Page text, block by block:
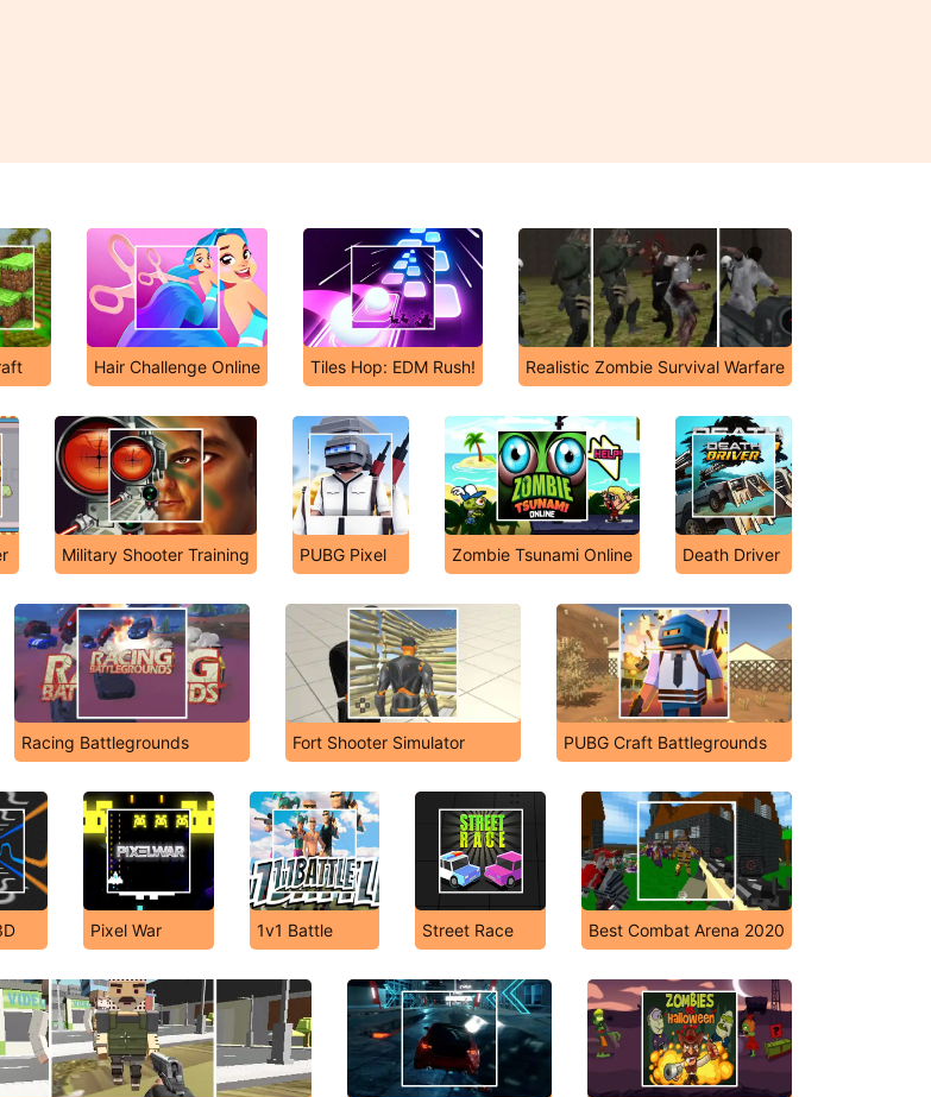
Hair Challenge Online Tiles Hop: EDM Rush! Realistic Zombie Survival Warfare
Military Shooter Training PUBG Pixel Zombie Tsunami Online Death Driver
Racing Battlegrounds Fort Shooter Simulator PUBG Craft Battlegrounds
Pixel War 1v1 Battle Street Race Best Combat Arena 2020